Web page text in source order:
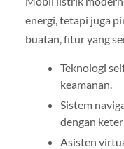
energi, tetapi juga
buatan, fitur yang
Teknologi
keamanan.
Sistem
dengan
Asisten